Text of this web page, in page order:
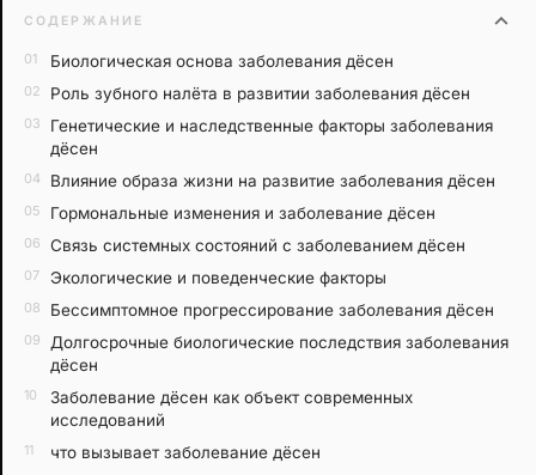
СОДЕРЖАНИЕ expand_more
Биологическая основа заболевания дёсен
Роль зубного налёта в развитии заболевания дёсен
Генетические и наследственные факторы заболевания
дёсен
Влияние образа жизни на развитие заболевания дёсен
Гормональные изменения и заболевание дёсен
Связь системных состояний с заболеванием дёсен
Экологические и поведенческие факторы
Бессимптомное прогрессирование заболевания дёсен
Долгосрочные биологические последствия заболевания
дёсен
Заболевание дёсен как объект современных
исследований
что вызывает заболевание дёсен